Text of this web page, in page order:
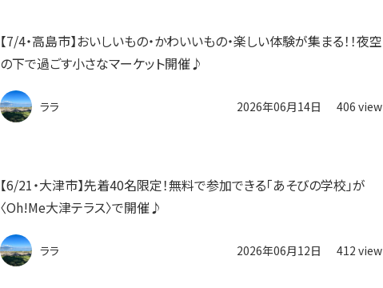
【7/4・高島市】おいしいもの・かわいいもの・楽しい体験が集まる！！夜空
の下で過ごす小さなマーケット開催♪
ララ 2026年06月14日 406 view
【6/21・大津市】先着40名限定！無料で参加できる「あそびの学校」が
〈Oh!Me大津テラス〉で開催♪
ララ 2026年06月12日 412 view